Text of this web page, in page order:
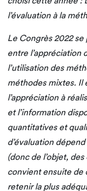
l’évaluation à la
Le Congrès 2022
entre l’appréciation
l’utilisation des
méthodes mixtes. Il
l’appréciation à
et l’information
quantitatives et
d’évaluation
(donc de l’objet,
convient ensuite de
retenir la plus